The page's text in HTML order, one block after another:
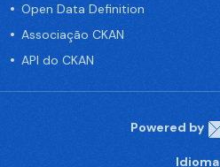
Open Data Definition
Associação CKAN
API do CKAN
Powered by
Idioma